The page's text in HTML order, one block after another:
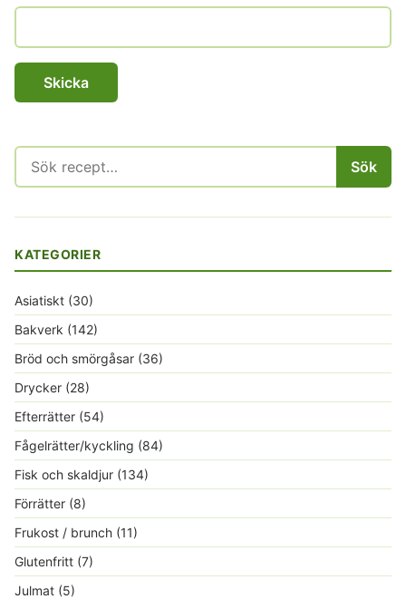
Sök
efter:
Sök
KATEGORIER
Asiatiskt (30)
Bakverk (142)
Bröd och smörgåsar (36)
Drycker (28)
Efterrätter (54)
Fågelrätter/kyckling (84)
Fisk och skaldjur (134)
Förrätter (8)
Frukost / brunch (11)
Glutenfritt (7)
Julmat (5)